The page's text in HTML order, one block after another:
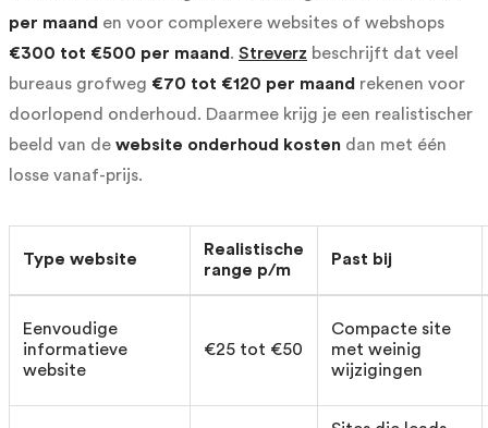
per maand en voor complexere websites of webshops
€300 tot €500 per maand . Streverz beschrijft dat veel
bureaus grofweg €70 tot €120 per maand rekenen voor
doorlopend onderhoud. Daarmee krijg je een realistischer
beeld van de website onderhoud kosten dan met één
losse vanaf-prijs.
Type website
Realistische
range p/m
Past bij
Eenvoudige
informatieve
website
€25 tot €50
Compacte site
met weinig
wijzigingen